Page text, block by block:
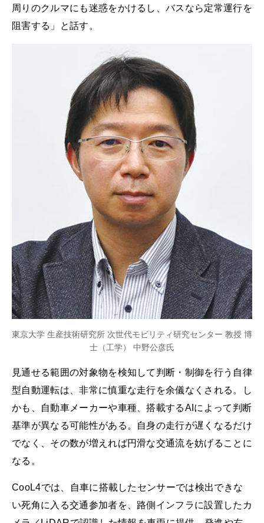
周りのクルマにも迷惑をかけるし、バスなら定常運行を
阻害する」と話す。
東京大学 生産技術研究所 次世代モビリティ研究センター 教授 博
士（工学） 中野公彦氏
見通せる範囲の対象物を検知して判断・制御を行う自律
型自動運転は、非常に慎重な走行を余儀なくされる。し
かも、自動車メーカーや車種、搭載するAIによって判断
基準が異なる可能性がある。自身の走行が遅くなるだけ
でなく、その数が増えれば円滑な交通流を妨げることに
なる。
CooL4では、自車に搭載したセンサーでは検出できな
い死角に入る交通参加者を、路側インフラに設置したカ